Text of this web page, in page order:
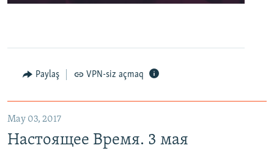
Paylaş VPN-siz açmaq
May 03, 2017
Настоящее Время. 3 мая